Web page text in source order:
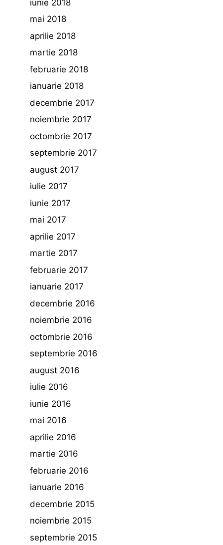
iunie 2018
mai 2018
aprilie 2018
martie 2018
februarie 2018
ianuarie 2018
decembrie 2017
noiembrie 2017
octombrie 2017
septembrie 2017
august 2017
iulie 2017
iunie 2017
mai 2017
aprilie 2017
martie 2017
februarie 2017
ianuarie 2017
decembrie 2016
noiembrie 2016
octombrie 2016
septembrie 2016
august 2016
iulie 2016
iunie 2016
mai 2016
aprilie 2016
martie 2016
februarie 2016
ianuarie 2016
decembrie 2015
noiembrie 2015
septembrie 2015